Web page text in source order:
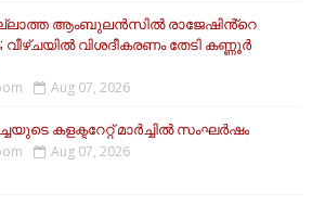
ആംബുലൻസിൽ രാജേഷിൻ്റെ
വിശദീകരണം തേടി കണ്ണൂർ
Aug 07, 2026
കളക്ടറേറ്റ് മാര്‍ച്ചില്‍ സംഘര്‍ഷം
Aug 07, 2026